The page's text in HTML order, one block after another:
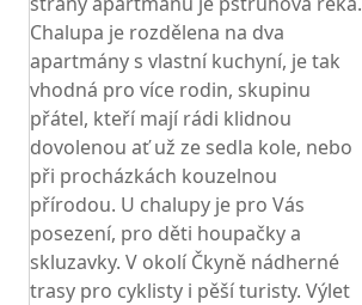
Chalupa je rozdělena na dva
apartmány s vlastní kuchyní, je tak
vhodná pro více rodin, skupinu
přátel, kteří mají rádi klidnou
dovolenou ať už ze sedla kole, nebo
při procházkách kouzelnou
přírodou. U chalupy je pro Vás
posezení, pro děti houpačky a
skluzavky. V okolí Čkyně nádherné
trasy pro cyklisty i pěší turisty. Výlet